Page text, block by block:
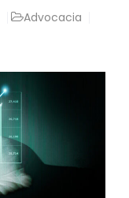
Advocacia